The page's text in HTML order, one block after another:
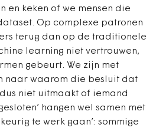
en keken of we mensen die
Op complexe patronen
terug dan op de traditionele
learning niet vertrouwen,
gebeurt. We zijn met
naar waarom die besluit dat
niet uitmaakt of iemand
hangen wel samen met
te werk gaan’: sommige